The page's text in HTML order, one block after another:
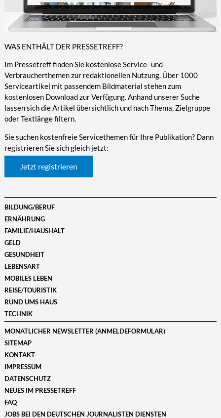
WAS ENTHÄLT DER PRESSETREFF?
Im Pressetreff finden Sie kostenlose Service- und
Verbraucherthemen zur redaktionellen Nutzung. Über 1000
Serviceartikel mit passendem Bildmaterial stehen zum
kostenlosen Download zur Verfügung. Anhand unserer Suche
lassen sich die Artikel übersichtlich und nach Thema, Zielgruppe
oder Textlänge filtern.
Sie suchen kostenfreie Servicethemen für Ihre Publikation? Dann
registrieren Sie sich gleich jetzt:
Jetzt registrieren
BILDUNG/BERUF
ERNÄHRUNG
FAMILIE/HAUSHALT
GELD
GESUNDHEIT
LEBENSART
MOBILES LEBEN
REISE/TOURISTIK
RUND UMS HAUS
TECHNIK
MONATLICHER NEWSLETTER (ANMELDEFORMULAR)
SITEMAP
KONTAKT
IMPRESSUM
DATENSCHUTZ
NEUES IM PRESSETREFF
FAQ
JOBS BEI DEN DEUTSCHEN JOURNALISTEN DIENSTEN